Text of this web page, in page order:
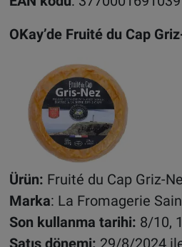
OKay’de Fruité du Cap
Ürün: Fruité du Cap Griz-
Marka: La Fromagerie
Son kullanma tarihi: 8/10,
Satış dönemi: 29/8/2024